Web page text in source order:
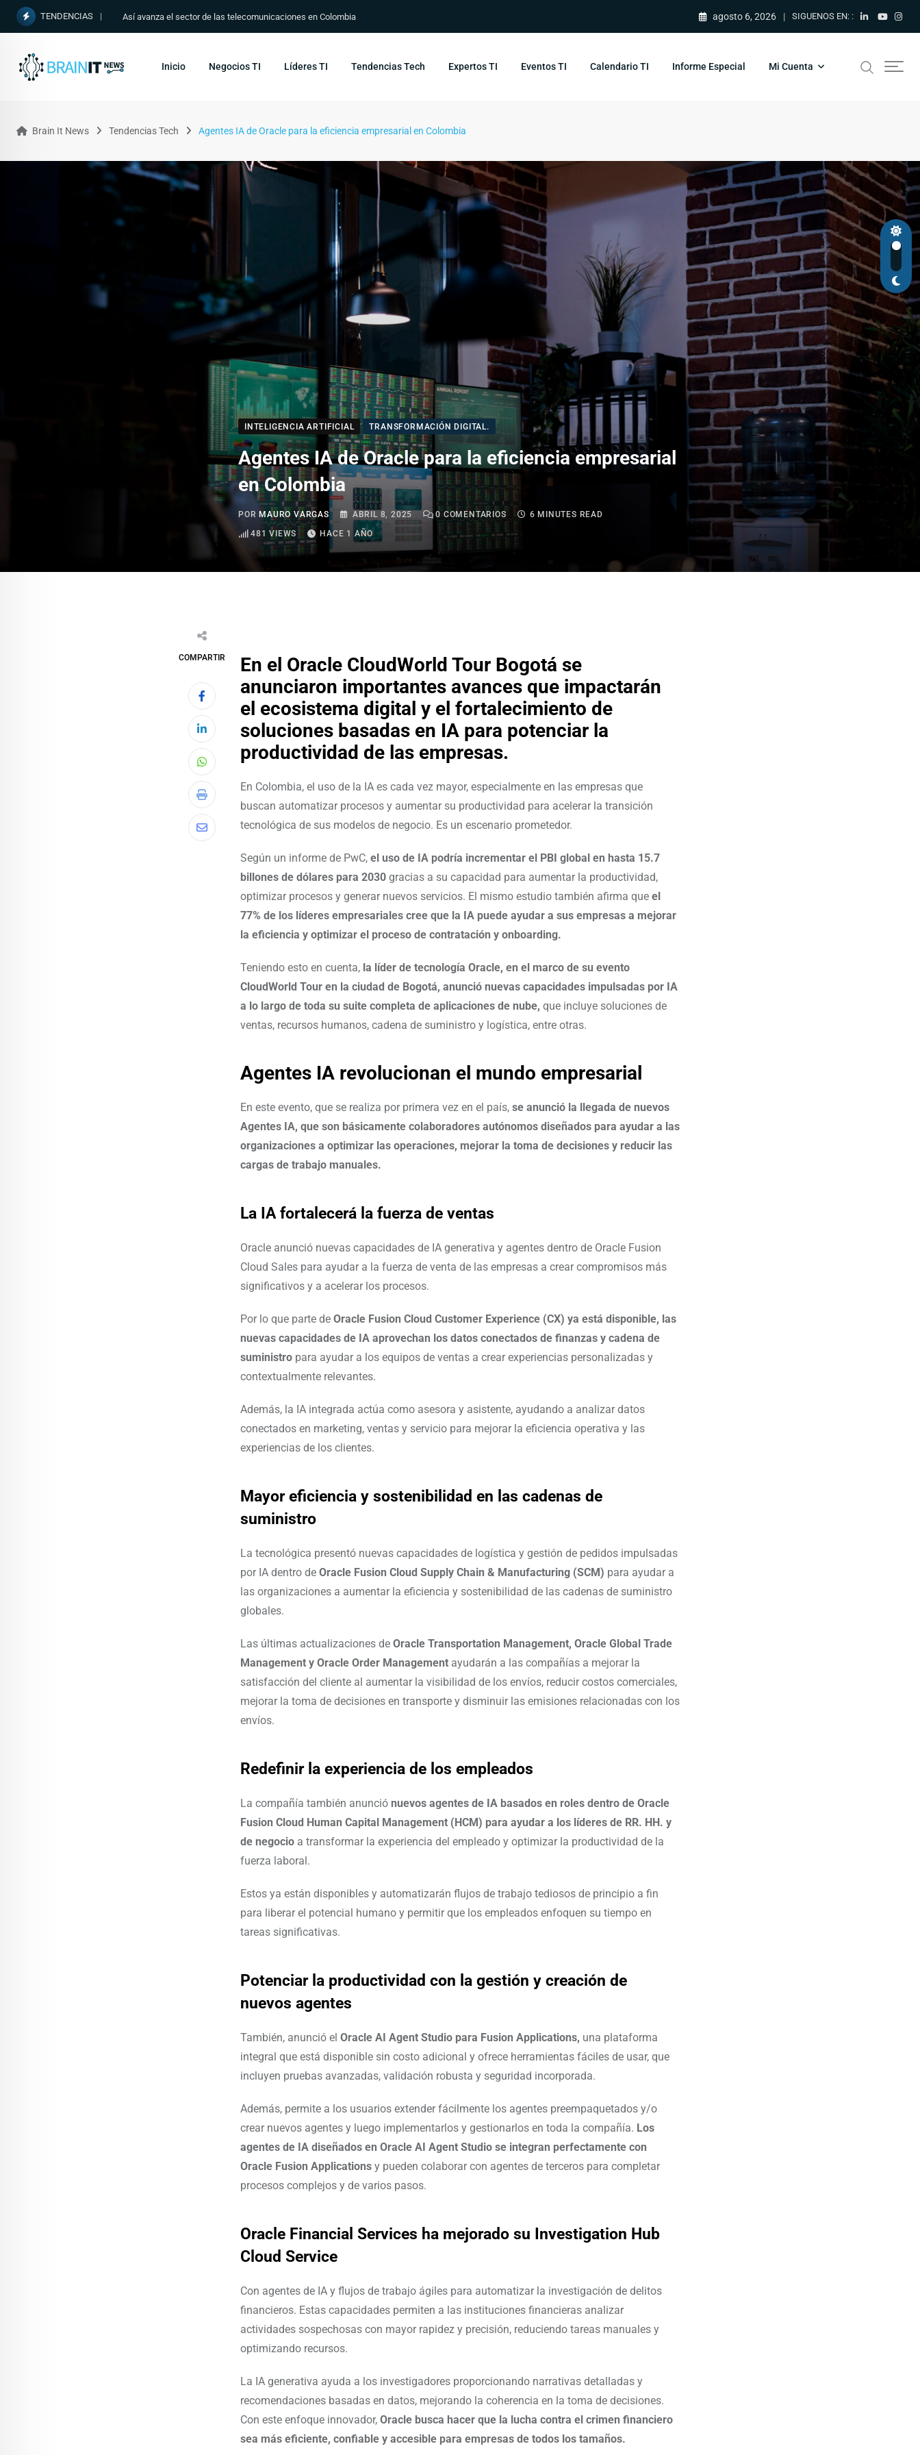
TENDENCIAS Así avanza el sector de las telecomunicaciones en Colombia agosto 6, 2026 SIGUENOS EN: :
Inicio Negocios TI Líderes TI Tendencias Tech Expertos TI Eventos TI Calendario TI Informe Especial Mi Cuenta
Brain It News Tendencias Tech Agentes IA de Oracle para la eficiencia empresarial en Colombia
INTELIGENCIA ARTIFICIAL TRANSFORMACIÓN DIGITAL.
Agentes IA de Oracle para la eficiencia empresarial
en Colombia
POR MAURO VARGAS ABRIL 8, 2025 0COMENTARIOS
6 MINUTES READ
481 VIEWS HACE 1 AÑO
COMPARTIR
En el Oracle CloudWorld Tour Bogotá se
anunciaron importantes avances que impactarán
el ecosistema digital y el fortalecimiento de
soluciones basadas en IA para potenciar la
productividad de las empresas.
En Colombia, el uso de la IA es cada vez mayor, especialmente en las empresas que
buscan automatizar procesos y aumentar su productividad para acelerar la transición
tecnológica de sus modelos de negocio. Es un escenario prometedor.
Según un informe de PwC, el uso de IA podría incrementar el PBI global en hasta 15.7
billones de dólares para 2030 gracias a su capacidad para aumentar la productividad,
optimizar procesos y generar nuevos servicios. El mismo estudio también afirma que el
77% de los líderes empresariales cree que la IA puede ayudar a sus empresas a mejorar
la eficiencia y optimizar el proceso de contratación y onboarding.
Teniendo esto en cuenta, la líder de tecnología Oracle, en el marco de su evento
CloudWorld Tour en la ciudad de Bogotá, anunció nuevas capacidades impulsadas por IA
a lo largo de toda su suite completa de aplicaciones de nube, que incluye soluciones de
ventas, recursos humanos, cadena de suministro y logística, entre otras.
Agentes IA revolucionan el mundo empresarial
En este evento, que se realiza por primera vez en el país, se anunció la llegada de nuevos
Agentes IA, que son básicamente colaboradores autónomos diseñados para ayudar a las
organizaciones a optimizar las operaciones, mejorar la toma de decisiones y reducir las
cargas de trabajo manuales.
La IA fortalecerá la fuerza de ventas
Oracle anunció nuevas capacidades de IA generativa y agentes dentro de Oracle Fusion
Cloud Sales para ayudar a la fuerza de venta de las empresas a crear compromisos más
significativos y a acelerar los procesos.
Por lo que parte de Oracle Fusion Cloud Customer Experience (CX) ya está disponible, las
nuevas capacidades de IA aprovechan los datos conectados de finanzas y cadena de
suministro para ayudar a los equipos de ventas a crear experiencias personalizadas y
contextualmente relevantes.
Además, la IA integrada actúa como asesora y asistente, ayudando a analizar datos
conectados en marketing, ventas y servicio para mejorar la eficiencia operativa y las
experiencias de los clientes.
Mayor eficiencia y sostenibilidad en las cadenas de
suministro
La tecnológica presentó nuevas capacidades de logística y gestión de pedidos impulsadas
por IA dentro de Oracle Fusion Cloud Supply Chain & Manufacturing (SCM) para ayudar a
las organizaciones a aumentar la eficiencia y sostenibilidad de las cadenas de suministro
globales.
Las últimas actualizaciones de Oracle Transportation Management, Oracle Global Trade
Management y Oracle Order Management ayudarán a las compañías a mejorar la
satisfacción del cliente al aumentar la visibilidad de los envíos, reducir costos comerciales,
mejorar la toma de decisiones en transporte y disminuir las emisiones relacionadas con los
envíos.
Redefinir la experiencia de los empleados
La compañía también anunció nuevos agentes de IA basados en roles dentro de Oracle
Fusion Cloud Human Capital Management (HCM) para ayudar a los líderes de RR. HH. y
de negocio a transformar la experiencia del empleado y optimizar la productividad de la
fuerza laboral.
Estos ya están disponibles y automatizarán flujos de trabajo tediosos de principio a fin
para liberar el potencial humano y permitir que los empleados enfoquen su tiempo en
tareas significativas.
Potenciar la productividad con la gestión y creación de
nuevos agentes
También, anunció el Oracle AI Agent Studio para Fusion Applications, una plataforma
integral que está disponible sin costo adicional y ofrece herramientas fáciles de usar, que
incluyen pruebas avanzadas, validación robusta y seguridad incorporada.
Además, permite a los usuarios extender fácilmente los agentes preempaquetados y/o
crear nuevos agentes y luego implementarlos y gestionarlos en toda la compañía. Los
agentes de IA diseñados en Oracle AI Agent Studio se integran perfectamente con
Oracle Fusion Applications y pueden colaborar con agentes de terceros para completar
procesos complejos y de varios pasos.
Oracle Financial Services ha mejorado su Investigation Hub
Cloud Service
Con agentes de IA y flujos de trabajo ágiles para automatizar la investigación de delitos
financieros. Estas capacidades permiten a las instituciones financieras analizar
actividades sospechosas con mayor rapidez y precisión, reduciendo tareas manuales y
optimizando recursos.
La IA generativa ayuda a los investigadores proporcionando narrativas detalladas y
recomendaciones basadas en datos, mejorando la coherencia en la toma de decisiones.
Con este enfoque innovador, Oracle busca hacer que la lucha contra el crimen financiero
sea más eficiente, confiable y accesible para empresas de todos los tamaños.